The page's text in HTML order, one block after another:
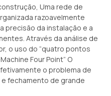
Uma rede de
razoavelmente
precisão da instalação e a
Através da análise de
o uso do “quatro pontos
Four Point” O
o problema de
fechamento de grande